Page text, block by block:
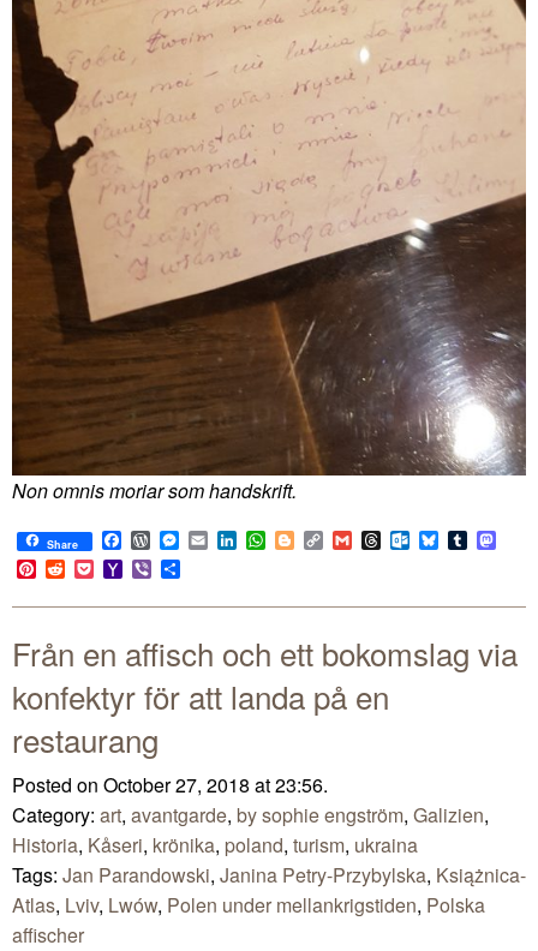
Non omnis moriar som handskrift.
Share Facebook
WordPress
Messenger
EmailLinkedIn
WhatsApp
BloggerCopy
Link
GmailThreadsOutlook.com
BlueskyTumblr
Pinterest
RedditPocketYahoo
Mail
Viber
Från en affisch och ett bokomslag via
konfektyr för att landa på en
restaurang
Posted on October 27, 2018 at 23:56.
Category: art, avantgarde, by sophie engström, Galizien,
Historia, Kåseri, krönika, poland, turism, ukraina
Tags: Jan Parandowski, Janina Petry-Przybylska, Książnica-
Atlas, Lviv, Lwów, Polen under mellankrigstiden, Polska
affischer